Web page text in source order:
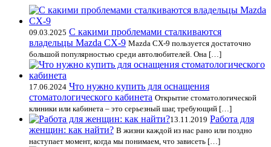
09.03.2025 С какими проблемами сталкиваются
владельцы Mazda CX-9 Mazda CX-9 пользуется достаточно
большой популярностью среди автолюбителей. Она […]
17.06.2024 Что нужно купить для оснащения
стоматологического кабинета Открытие стоматологической
клиники или кабинета – это серьезный шаг, требующий […]
13.11.2019 Работа для
женщин: как найти? В жизни каждой из нас рано или поздно
наступает момент, когда мы понимаем, что зависеть […]